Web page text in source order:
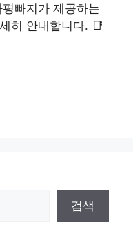
빠지가 제공하는
히 안내합니다. 📑
검색